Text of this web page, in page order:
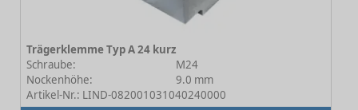
Trägerklemme Typ A 24 kurz
Schraube:
M24
Nockenhöhe:
9.0 mm
Artikel-Nr.: LIND-082001031040240000